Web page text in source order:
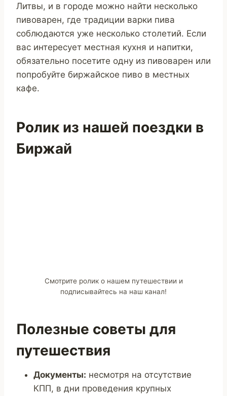
Литвы, и в городе можно найти несколько
пивоварен, где традиции варки пива
соблюдаются уже несколько столетий. Если
вас интересует местная кухня и напитки,
обязательно посетите одну из пивоварен или
попробуйте биржайское пиво в местных
кафе.
Ролик из нашей поездки в
Биржай
Смотрите ролик о нашем путешествии и
подписывайтесь на наш канал!
Полезные советы для
путешествия
Документы: несмотря на отсутствие
КПП, в дни проведения крупных